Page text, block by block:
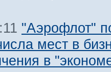
"Аэрофлот"
мест в
в